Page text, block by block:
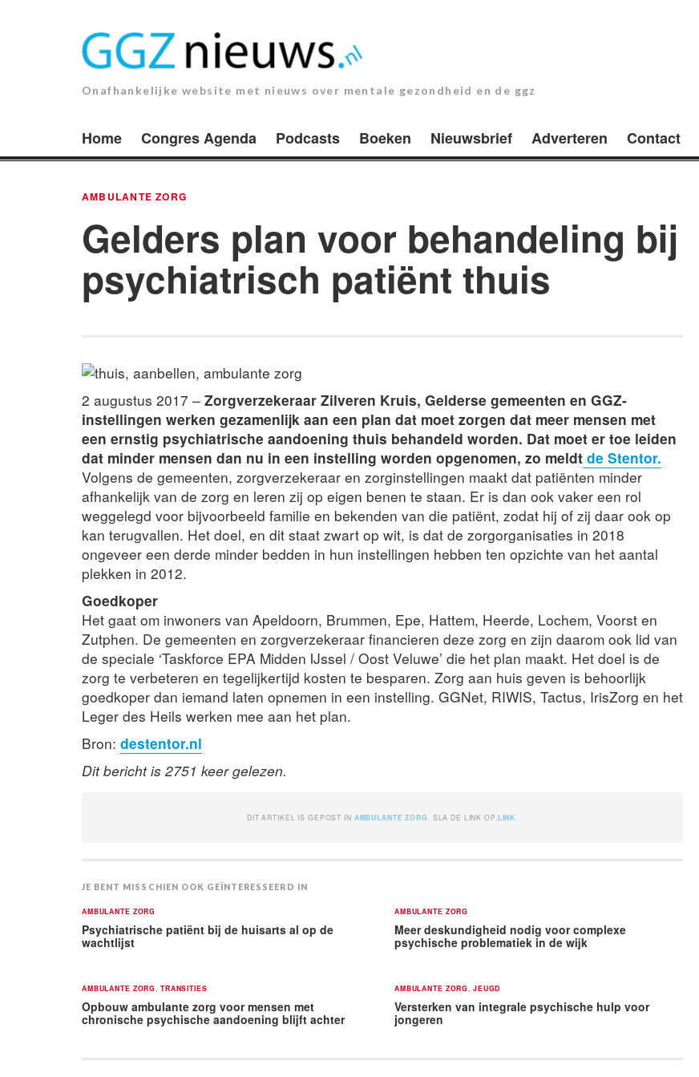
Onafhankelijke website met nieuws over mentale gezondheid en de ggz
Home Congres Agenda Podcasts Boeken Nieuwsbrief Adverteren Contact
AMBULANTE ZORG
Gelders plan voor behandeling bij
psychiatrisch patiënt thuis
2 augustus 2017 – Zorgverzekeraar Zilveren Kruis, Gelderse gemeenten en GGZ-
instellingen werken gezamenlijk aan een plan dat moet zorgen dat meer mensen met
een ernstig psychiatrische aandoening thuis behandeld worden. Dat moet er toe leiden
dat minder mensen dan nu in een instelling worden opgenomen, zo meldt de Stentor.
Volgens de gemeenten, zorgverzekeraar en zorginstellingen maakt dat patiënten minder
afhankelijk van de zorg en leren zij op eigen benen te staan. Er is dan ook vaker een rol
weggelegd voor bijvoorbeeld familie en bekenden van die patiënt, zodat hij of zij daar ook op
kan terugvallen. Het doel, en dit staat zwart op wit, is dat de zorgorganisaties in 2018
ongeveer een derde minder bedden in hun instellingen hebben ten opzichte van het aantal
plekken in 2012.
Goedkoper
Het gaat om inwoners van Apeldoorn, Brummen, Epe, Hattem, Heerde, Lochem, Voorst en
Zutphen. De gemeenten en zorgverzekeraar financieren deze zorg en zijn daarom ook lid van
de speciale ‘Taskforce EPA Midden IJssel / Oost Veluwe’ die het plan maakt. Het doel is de
zorg te verbeteren en tegelijkertijd kosten te besparen. Zorg aan huis geven is behoorlijk
goedkoper dan iemand laten opnemen in een instelling. GGNet, RIWIS, Tactus, IrisZorg en het
Leger des Heils werken mee aan het plan.
Bron: destentor.nl
Dit bericht is 2751 keer gelezen.
DIT ARTIKEL IS GEPOST IN AMBULANTE ZORG . SLA DE LINK OP. LINK
JE BENT MISSCHIEN OOK GEÏNTERESSEERD IN
AMBULANTE ZORG
Psychiatrische patiënt bij de huisarts al op de
wachtlijst
AMBULANTE ZORG
Meer deskundigheid nodig voor complexe
psychische problematiek in de wijk
AMBULANTE ZORG TRANSITIES
Opbouw ambulante zorg voor mensen met
chronische psychische aandoening blijft achter
AMBULANTE ZORG JEUGD
Versterken van integrale psychische hulp voor
jongeren